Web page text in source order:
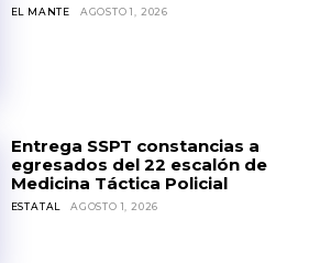
EL MANTE AGOSTO 1, 2026
Entrega SSPT constancias a
egresados del 22 escalón de
Medicina Táctica Policial
ESTATAL AGOSTO 1, 2026